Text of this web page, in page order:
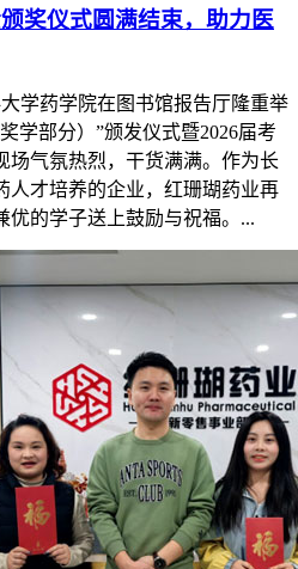
奖仪式圆满结束，助力医
学药学院在图书馆报告厅隆重举
学部分）”颁发仪式暨2026届考
场气氛热烈，干货满满。作为长
人才培养的企业，红珊瑚药业再
优的学子送上鼓励与祝福。...